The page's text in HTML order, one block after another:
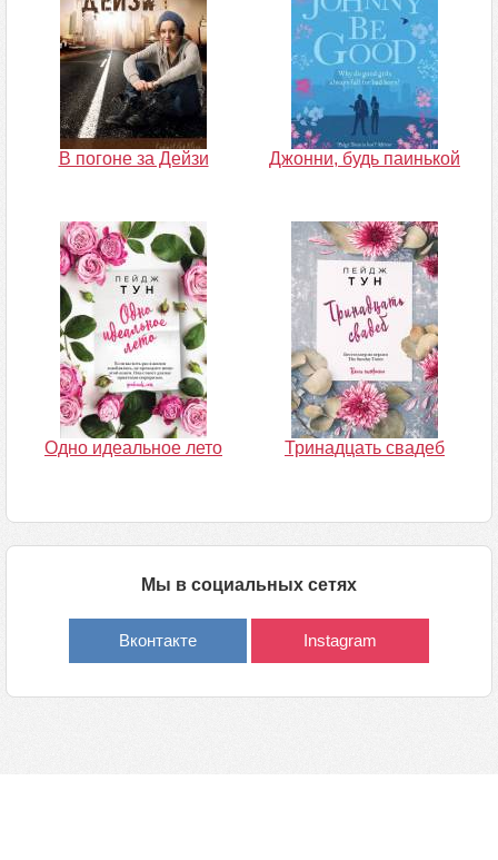
В погоне за Дейзи Джонни, будь паинькой
Одно идеальное лето Тринадцать свадеб
Мы в социальных сетях
Вконтакте Instagram